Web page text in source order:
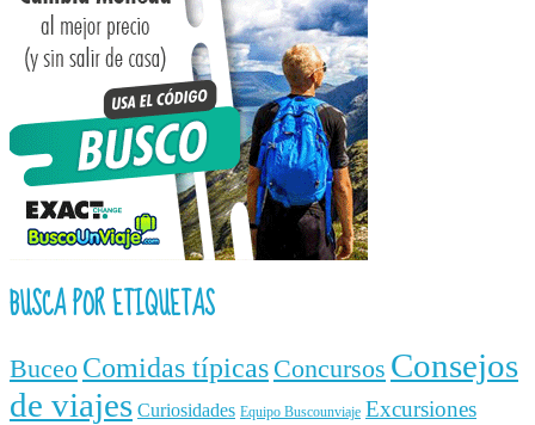
BUSCA POR ETIQUETAS
Buceo Comidas típicas Concursos Consejos
de viajes Curiosidades Equipo Buscounviaje Excursiones